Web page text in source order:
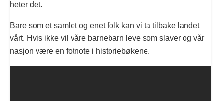
heter det.
Bare som et samlet og enet folk kan vi ta tilbake landet
vårt. Hvis ikke vil våre barnebarn leve som slaver og vår
nasjon være en fotnote i historiebøkene.